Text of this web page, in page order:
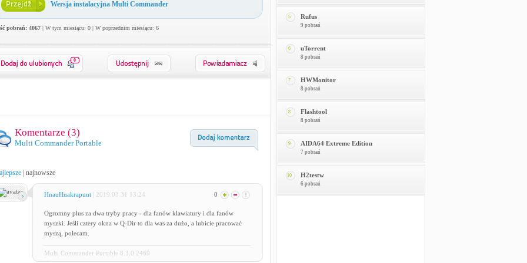
Wersja instalacyjna Multi Commander
pobrań: 4067| W tym miesiącu: 0 | W poprzednim miesiącu: 6
0
Komentarze (3)
Multi Commander Portable
| najnowsze
HnauHnakrapunt | 2019.03.31 13:24 0
Ogromny plus za dwa tryby pracy - dla fanów klawiatury i dla fanów
myszki. Jeśli cztery okna w Q-Dir to dla was za dużo, a lubicie pracować
myszą, polecam.
Multi Commander Portable 8.3.0.2469
5 Rufus
9 pobrań
6 uTorrent
8 pobrań
7 HWMonitor
8 pobrań
8 Flashtool
8 pobrań
9 AIDA64 Extreme Edition
7 pobrań
10 H2testw
6 pobrań